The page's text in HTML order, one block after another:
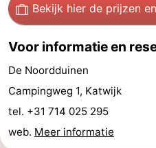
Paardrijden
-
Golfbanen
-
Surfen
Eten
drinken
Evenementen
Praktisch
Bekijk hier de prijzen
Voor informatie en
De Noordduinen
Campingweg 1, Katwijk
tel. +31 714 025 295
web. Meer informatie